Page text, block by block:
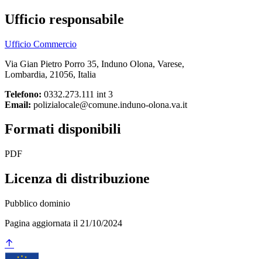
Ufficio responsabile
Ufficio Commercio
Via Gian Pietro Porro 35, Induno Olona, Varese,
Lombardia, 21056, Italia
Telefono: 0332.273.111 int 3
Email: polizialocale@comune.induno-olona.va.it
Formati disponibili
PDF
Licenza di distribuzione
Pubblico dominio
Pagina aggiornata il 21/10/2024